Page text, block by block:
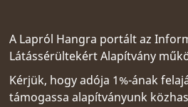
A Lapról Hangra portált az
Látássérültekért Alapítvány
Kérjük, hogy adója 1%-ának
támogassa alapítványunk